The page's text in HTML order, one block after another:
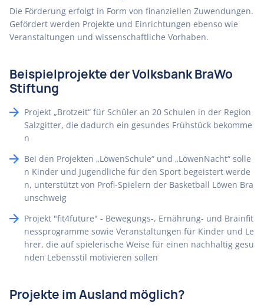
Die Förderung erfolgt in Form von finanziellen Zuwendungen.
Gefördert werden Projekte und Einrichtungen ebenso wie
Veranstaltungen und wissenschaftliche Vorhaben.
Beispielprojekte der Volksbank BraWo
Stiftung
Projekt „Brotzeit“ für Schüler an 20 Schulen in der Region
Salzgitter, die dadurch ein gesundes Frühstück bekomme
n
Bei den Projekten „LöwenSchule“ und „LöwenNacht“ solle
n Kinder und Jugendliche für den Sport begeistert werde
n, unterstützt von Profi-Spielern der Basketball Löwen Bra
unschweig
Projekt "fit4future" - Bewegungs-, Ernährung- und Brainfit
nessprogramme sowie Veranstaltungen für Kinder und Le
hrer, die auf spielerische Weise für einen nachhaltig gesu
nden Lebensstil motivieren sollen
Projekte im Ausland möglich?